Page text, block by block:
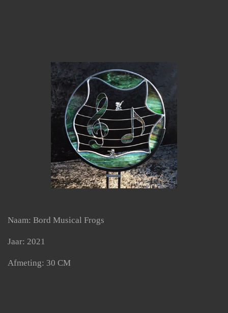
Naam: Bord Musical Frogs
Jaar: 2021
Afmeting: 30 CM